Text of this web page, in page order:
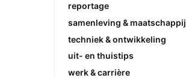
reportage
samenleving & maatschappij
techniek & ontwikkeling
uit- en thuistips
werk & carrière